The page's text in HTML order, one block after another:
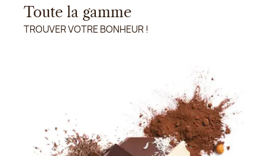
Toute la gamme
TROUVER VOTRE BONHEUR !